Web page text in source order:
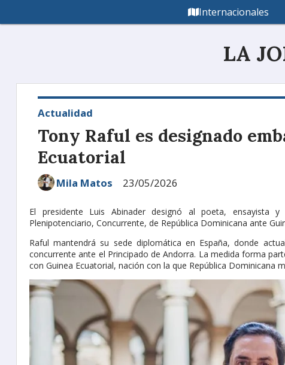
LA
Internacionales
Tony Raful es designado
Ecuatorial
Actualidad
23/05/2026
Mila Matos
El presidente Luis Abinader designó al poeta, ensayista
Plenipotenciario, Concurrente, de República Dominicana ante
Raful mantendrá su sede diplomática en España, donde
concurrente ante el Principado de Andorra. La medida forma
con Guinea Ecuatorial, nación con la que República Dominicana